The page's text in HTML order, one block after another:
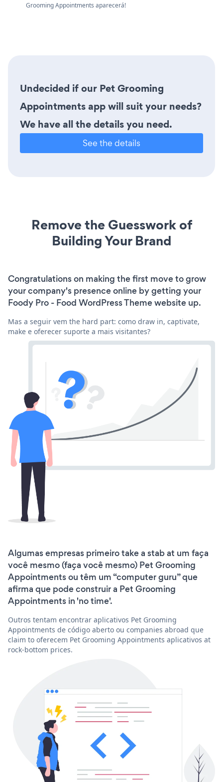
Grooming Appointments aparecerá!
Undecided if our Pet Grooming
Appointments app will suit your needs?
We have all the details you need.
See the details
Remove the Guesswork of
Building Your Brand
Congratulations on making the first move to grow
your company's presence online by getting your
Foody Pro - Food WordPress Theme website up.
Mas a seguir vem the hard part: como draw in, captivate,
make e oferecer suporte a mais visitantes?
Algumas empresas primeiro take a stab at um faça
você mesmo (faça você mesmo) Pet Grooming
Appointments ou têm um “computer guru” que
afirma que pode construir a Pet Grooming
Appointments in 'no time'.
Outros tentam encontrar aplicativos Pet Grooming
Appointments de código aberto ou companies abroad que
claim to oferecem Pet Grooming Appointments aplicativos at
rock-bottom prices.